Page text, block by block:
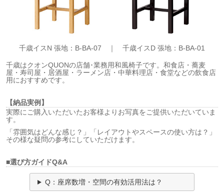
千歳イスN 張地：B-BA-07 ｜ 千歳イスD 張地：B-BA-01
千歳はクオンQUONの店舗･業務用和風椅子です。和食店・蕎麦
屋・寿司屋・居酒屋・ラーメン店・中華料理店・食堂などの飲食店
用におすすめです。
【納品実例】
実際にご購入いただいたお客様よりお写真をご提供いただいていま
す。
「雰囲気はどんな感じ？」「レイアウトやスペースの使い方は？」
その様な疑問の参考にしていただけます。
■選び方ガイドQ&A
Q：座席数増・空間の有効活用法は？